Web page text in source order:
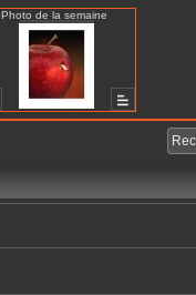
Photo de la semaine